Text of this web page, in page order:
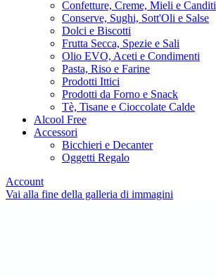
Confetture, Creme, Mieli e Canditi
Conserve, Sughi, Sott'Oli e Salse
Dolci e Biscotti
Frutta Secca, Spezie e Sali
Olio EVO, Aceti e Condimenti
Pasta, Riso e Farine
Prodotti Ittici
Prodotti da Forno e Snack
Tè, Tisane e Cioccolate Calde
Alcool Free
Accessori
Bicchieri e Decanter
Oggetti Regalo
Account
Vai alla fine della galleria di immagini